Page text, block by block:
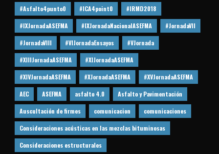
#Asfalto4punto0 #ICA4point0 #IRMD2018
#IXJornadaASEFMA #IXJornadaNacionalASEFMA #JornadaVII
#JornadaVIII #VIJornadaEnsayos #VJornada
#XIIIJornadaASEFMA #XIJornadaASEFMA
#XIVJornadaASEFMA #XJornadaASEFMA #XVJornadaASEFMA
AEC ASEFMA asfalto 4.0 Asfalto y Pavimentación
Auscultación de firmes comunicacion comunicaciones
Consideraciones acústicas en las mezclas bituminosas
Consideraciones estructurales